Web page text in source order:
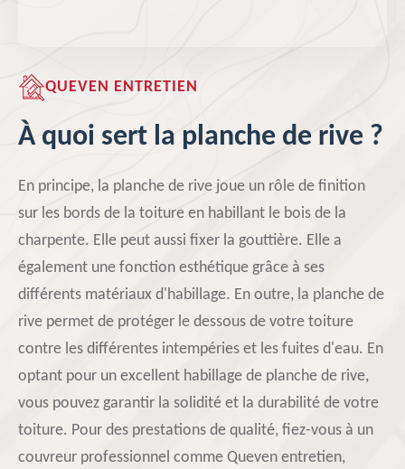
QUEVEN ENTRETIEN
À quoi sert la planche de rive ?
En principe, la planche de rive joue un rôle de finition
sur les bords de la toiture en habillant le bois de la
charpente. Elle peut aussi fixer la gouttière. Elle a
également une fonction esthétique grâce à ses
différents matériaux d'habillage. En outre, la planche de
rive permet de protéger le dessous de votre toiture
contre les différentes intempéries et les fuites d'eau. En
optant pour un excellent habillage de planche de rive,
vous pouvez garantir la solidité et la durabilité de votre
toiture. Pour des prestations de qualité, fiez-vous à un
couvreur professionnel comme Queven entretien,